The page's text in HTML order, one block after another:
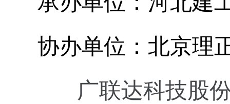
协办单位：北京理
广联达科技股份